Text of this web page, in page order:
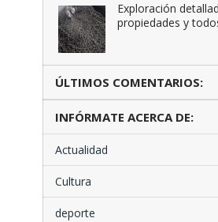
Exploración
propiedades y
ÚLTIMOS COMENTARIOS:
INFÓRMATE ACERCA DE:
Actualidad
Cultura
deporte